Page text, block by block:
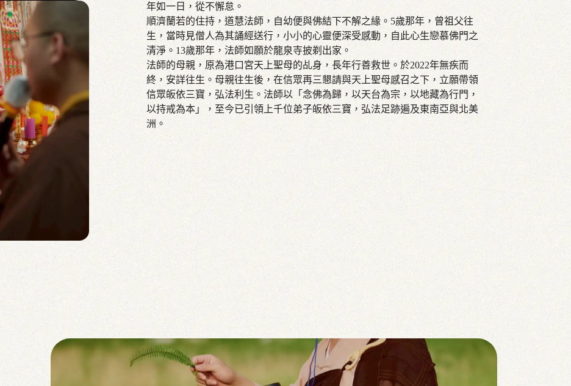
年如一日，從不懈怠。
順濟蘭若的住持，道慧法師，自幼便與佛結下不解之緣。5歲那年，曾祖父往
生，當時見僧人為其誦經送行，小小的心靈便深受感動，自此心生戀慕佛門之
清淨。13歲那年，法師如願於龍泉寺披剃出家。
法師的母親，原為港口宮天上聖母的乩身，長年行善救世。於2022年無疾而
終，安詳往生。母親往生後，在信眾再三懇請與天上聖母感召之下，立願帶領
信眾皈依三寶，弘法利生。法師以「念佛為歸，以天台為宗，以地藏為行門，
以持戒為本」，至今已引領上千位弟子皈依三寶，弘法足跡遍及東南亞與北美
洲。